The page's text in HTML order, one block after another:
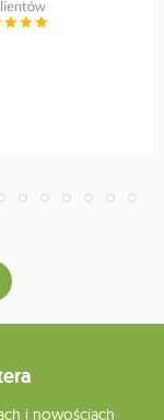
i nowościach